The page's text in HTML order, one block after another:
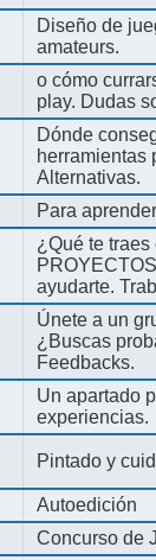
Diseño de
amateurs.
o cómo
play. Dudas
Dónde
herramientas
Alternativas.
Para
¿Qué te
ayudarte.
Únete a un
¿Buscas
Feedbacks.
Un apartado
experiencias.
Pintado y
Autoedición
Concurso de